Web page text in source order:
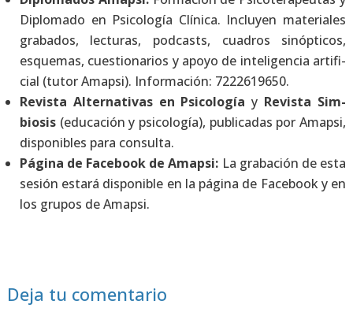
Diplo­ma­do en Psi­co­lo­gía Clí­ni­ca. Inclu­yen mate­ria­les
gra­ba­dos, lec­tu­ras, pod­casts, cua­dros sinóp­ti­cos,
esque­mas, cues­tio­na­rios y apo­yo de inte­li­gen­cia arti­fi­
cial (tutor Amap­si). Infor­ma­ción: 7222619650.
Revis­ta Alter­na­ti­vas en Psi­co­lo­gía y Revis­ta Sim­
bio­sis(edu­ca­ción y psi­co­lo­gía), publi­ca­das por Amap­si,
dis­po­ni­bles para con­sul­ta.
Pági­na de Face­book de Amap­si: La gra­ba­ción de esta
sesión esta­rá dis­po­ni­ble en la pági­na de Face­book y en
los gru­pos de Amap­si.
Deja tu comentario